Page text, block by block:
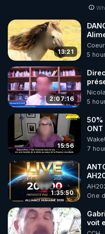
▶ 10 % de réduction
marque SANA :
Rendez-vous sur http://
code : REGENERE10
▶ 30 jours gratuit sur
de bien-être ENVOL :
Rendez-vous sur
le code : REGENERE
13:21
5
2:07:16
5
15:56
50%
ONT
7
1:35:50
06/
One
voit